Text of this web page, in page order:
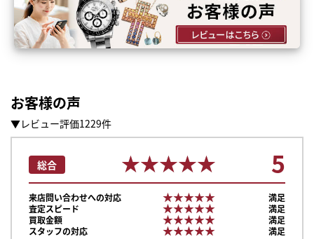
お客様の声
▼レビュー評価1229件
総合 ★★★★★
★★★★★ 5
来店問い合わせへの対応 ★★★★★
★★★★★
満足
査定スピード
★★★★★
★★★★★
満足
買取金額
★★★★★
★★★★★
満足
スタッフの対応
★★★★★
★★★★★ 満足